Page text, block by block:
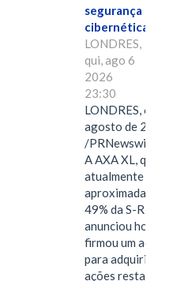
segurança
cibernética
LONDRES,
qui, ago 6
2026
23:30
LONDRES, 6 de
agosto de 2026
/PRNewswire/ --
A AXA XL, que
atualmente
49% da S-RM,
anunciou hoje
firmou um
para adquirir as
ações restantes